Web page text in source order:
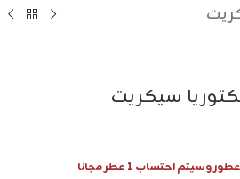
سيكريت